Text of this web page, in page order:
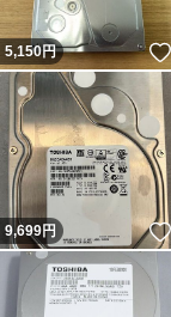
5,150円
9,699円